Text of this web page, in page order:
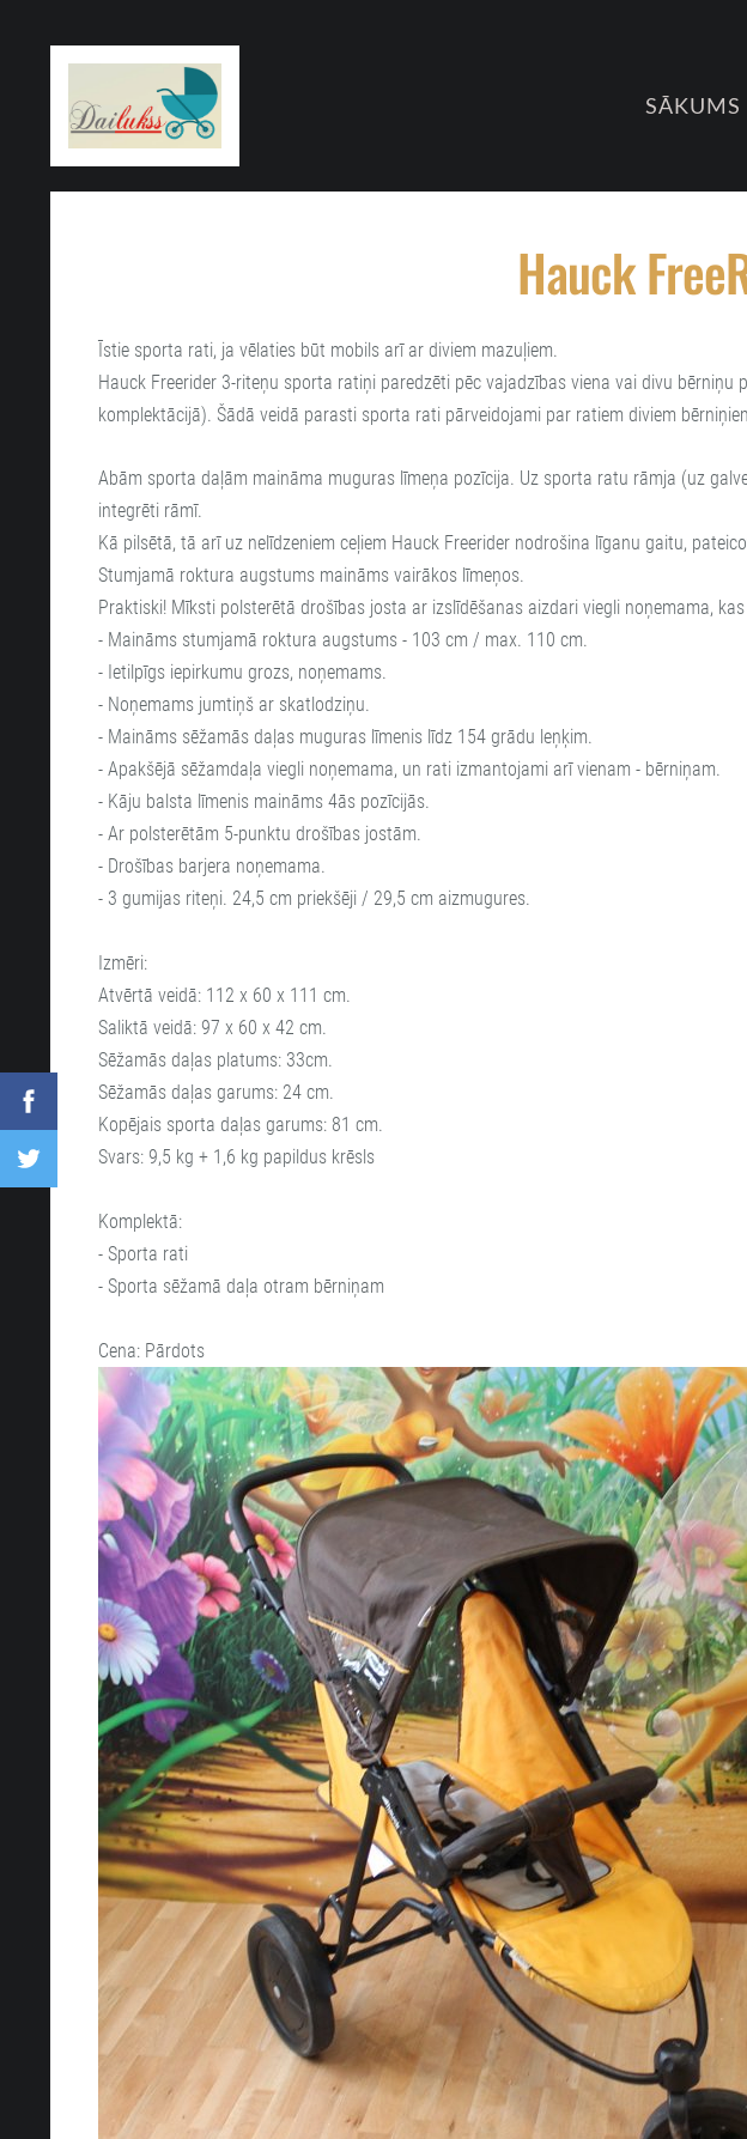
SĀKUMS
Hauck
Īstie sporta rati, ja vēlaties būt mobils arī ar diviem mazuļiem.
Hauck Freerider 3-riteņu sporta ratiņi paredzēti pēc vajadzības viena vai divu
komplektācijā). Šādā veidā parasti sporta rati pārveidojami par ratiem diviem
Abām sporta daļām maināma muguras līmeņa pozīcija. Uz sporta ratu rāmja (uz
integrēti rāmī.
Kā pilsētā, tā arī uz nelīdzeniem ceļiem Hauck Freerider nodrošina līganu gaitu,
Stumjamā roktura augstums maināms vairākos līmeņos.
Praktiski! Mīksti polsterētā drošības josta ar izslīdēšanas aizdari viegli noņemama,
- Maināms stumjamā roktura augstums - 103 cm / max. 110 cm.
- Ietilpīgs iepirkumu grozs, noņemams.
- Noņemams jumtiņš ar skatlodziņu.
- Maināms sēžamās daļas muguras līmenis līdz 154 grādu leņķim.
- Apakšējā sēžamdaļa viegli noņemama, un rati izmantojami arī vienam - bērniņam.
- Kāju balsta līmenis maināms 4ās pozīcijās.
- Ar polsterētām 5-punktu drošības jostām.
- Drošības barjera noņemama.
- 3 gumijas riteņi. 24,5 cm priekšēji / 29,5 cm aizmugures.
Izmēri:
Atvērtā veidā: 112 x 60 x 111 cm.
Saliktā veidā: 97 x 60 x 42 cm.
Sēžamās daļas platums: 33cm.
Sēžamās daļas garums: 24 cm.
Kopējais sporta daļas garums: 81 cm.
Svars: 9,5 kg + 1,6 kg papildus krēsls
Komplektā:
- Sporta rati
- Sporta sēžamā daļa otram bērniņam
Cena: Pārdots